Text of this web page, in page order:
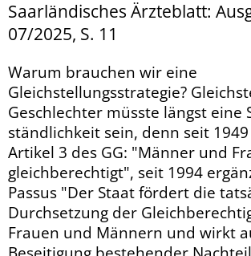
Saarländisches Ärzteblatt:
07/2025, S. 11
Warum brauchen wir eine
Gleichstellungsstrategie?
Geschlechter müsste längst eine
ständlichkeit sein, denn seit
Artikel 3 des GG: "Männer und
gleichberechtigt", seit 1994
Passus "Der Staat fördert die
Durchsetzung der
Frauen und Männern und wirkt